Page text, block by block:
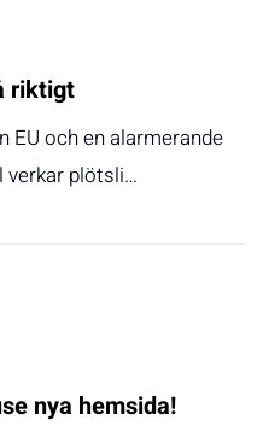
riktigt
och en alarmerande
verkar plötsli…
nya hemsida!